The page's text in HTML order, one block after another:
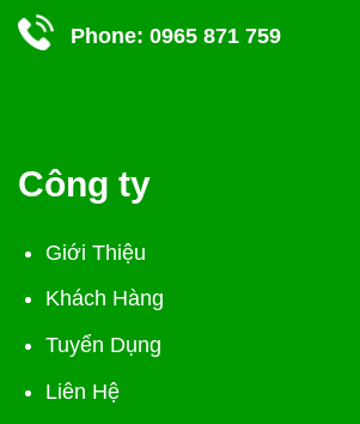
Phone: 0965 871 759
Công ty
Giới Thiệu
Khách Hàng
Tuyển Dụng
Liên Hệ